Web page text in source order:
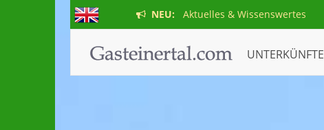
NEU: Aktuelles & Wissenswertes
UNTERKÜNFTE